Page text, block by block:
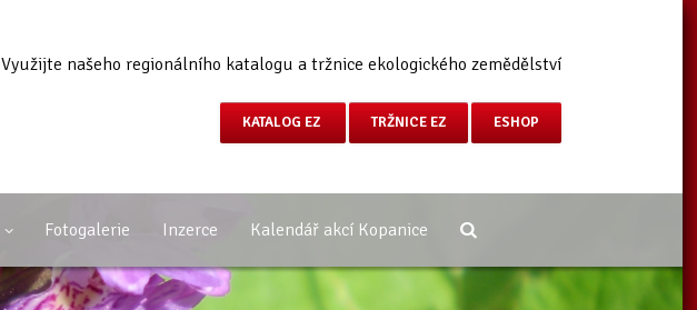
Využijte našeho regionálního katalogu a tržnice ekologického zemědělství
KATALOG EZ TRŽNICE EZ ESHOP
Fotogalerie Inzerce Kalendář akcí Kopanice